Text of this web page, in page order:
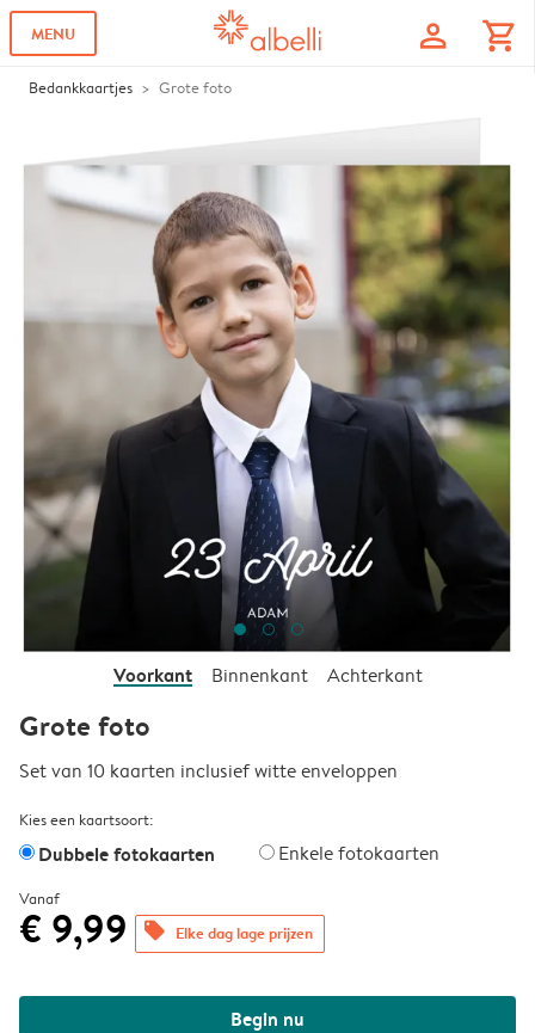
MENU profile shopping_cart
Bedankkaartjes Grote foto
Voorkant Binnenkant Achterkant
Grote foto
Set van 10 kaarten inclusief witte enveloppen
Kies een kaartsoort:
Dubbele fotokaarten Enkele fotokaarten
Vanaf
€ 9,99 offers Elke dag lage prijzen
Begin nu